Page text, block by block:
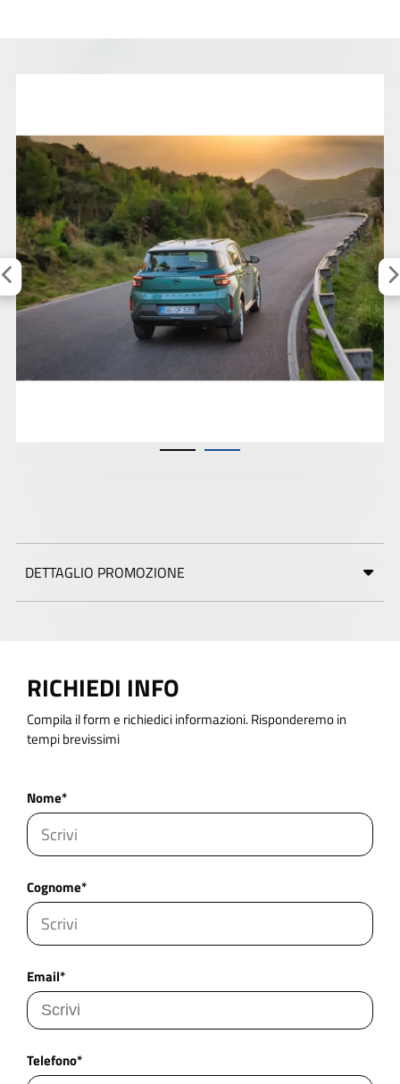
DETTAGLIO PROMOZIONE
RICHIEDI INFO
Compila il form e richiedici informazioni. Risponderemo in
tempi brevissimi
Nome*
Cognome*
Email*
Telefono*